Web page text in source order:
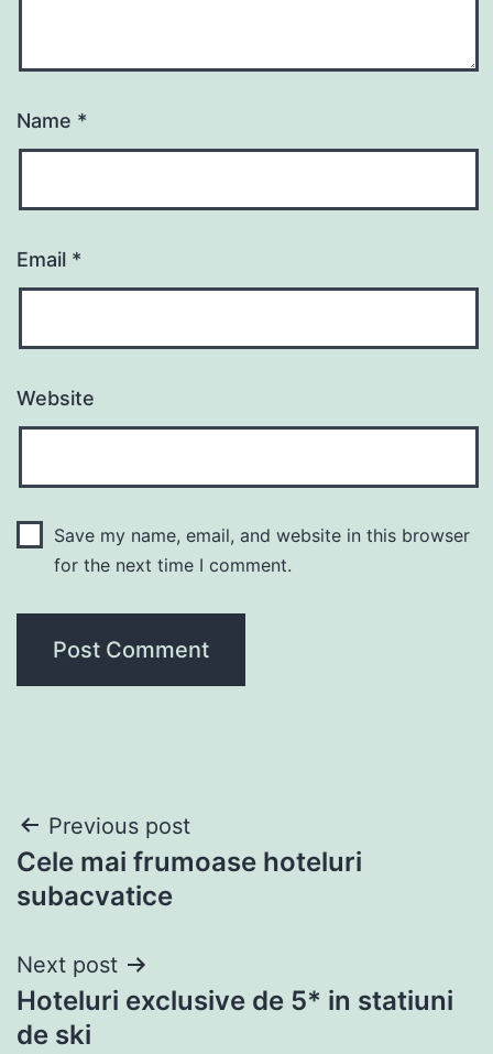
Name *
Email *
Website
Save my name, email, and website in this browser
for the next time I comment.
Post
navigation
Previous post
Cele mai frumoase hoteluri
subacvatice
Next post
Hoteluri exclusive de 5* in statiuni
de ski